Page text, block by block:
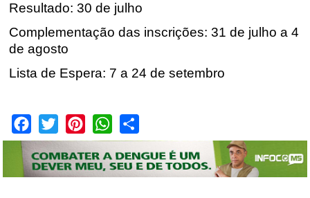
Resultado: 30 de julho
Complementação das inscrições: 31 de julho a 4
de agosto
Lista de Espera: 7 a 24 de setembro
Facebook
Twitter PinterestWhatsApp